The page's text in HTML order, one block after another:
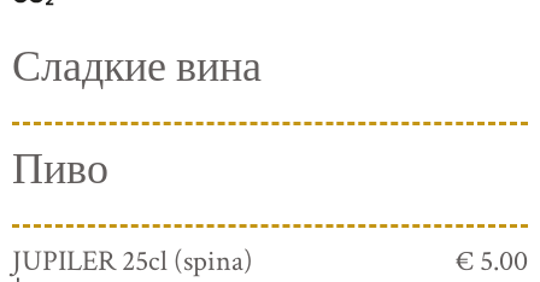
Сладкие вина
Пиво
JUPILER 25cl (spina) € 5.00